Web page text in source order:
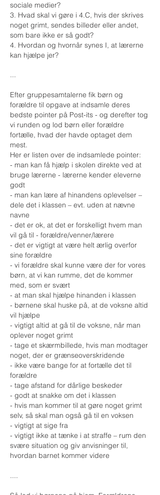
sociale medier?​
3. Hvad skal vi gøre i 4.C, hvis der skrives
noget grimt, sendes billeder eller andet,
som bare ikke er så godt?​
​4. Hvordan og hvornår synes I, at lærerne
kan hjælpe jer?
...
Efter gruppesamtalerne fik børn og
forældre til opgave at indsamle deres
bedste pointer på Post-its - og derefter tog
vi runden og lod børn eller forældre
fortælle, hvad der havde optaget dem
mest.
Her er listen over de indsamlede pointer:
- man kan få hjælp i skolen direkte ved at
bruge lærerne - lærerne kender eleverne
godt​
- man kan lære af hinandens oplevelser –
dele det i klassen – evt. uden at nævne
navne​
- det er ok, at det er forskelligt hvem man
vil gå til - forældre/venner/lærere​
- det er vigtigt at være helt ærlig overfor
sine forældre​
- vi forældre skal kunne være der for vores
børn, at vi kan rumme, det de kommer
med, som er svært​
- at man skal hjælpe hinanden i klassen​
- børnene skal huske på, at de voksne altid
vil hjælpe​
- vigtigt altid at gå til de voksne, når man
oplever noget grimt​
- tage et skærmbillede, hvis man modtager
noget, der er grænseoverskridende​
- ikke være bange for at fortælle det til
forældre​
- tage afstand for dårlige beskeder​
- godt at snakke om det i klassen​
- hvis man kommer til at gøre noget grimt
selv, så skal man også gå til en voksen​
- vigtigt at sige fra ​
- vigtigt ikke at tænke i at straffe – rum den
svære situation og giv anvisninger til,
hvordan barnet kommer videre
....